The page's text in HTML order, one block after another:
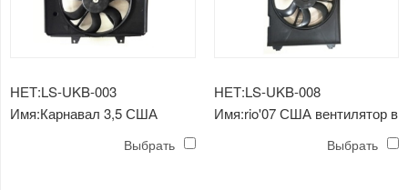
НЕТ:LS-UKB-003
Имя:Карнавал 3,5 США
Выбрать
НЕТ:LS-UKB-008
Имя:rio'07 США вентилятор в
Выбрать